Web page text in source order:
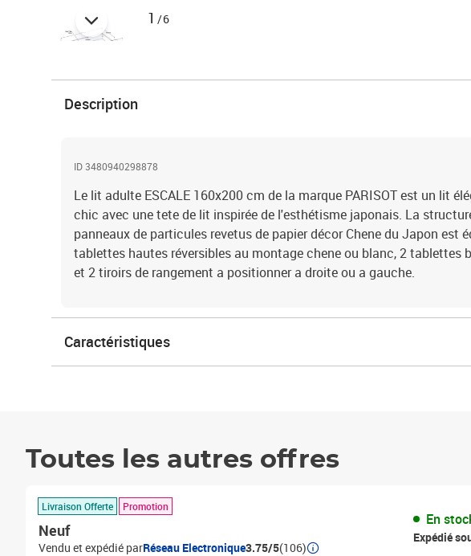
1 /6
Description
ID 3480940298878
Le lit adulte ESCALE 160x200 cm de la marque PARISOT est un lit
chic avec une tete de lit inspirée de l'esthétisme japonais. La
panneaux de particules revetus de papier décor Chene du Japon est
tablettes hautes réversibles au montage chene ou blanc, 2 tablettes
et 2 tiroirs de rangement a positionner a droite ou a gauche.
Caractéristiques
Toutes les autres offres
Livraison Offerte Promotion
Neuf
Vendu et expédié parRéseau Electronique3.75/5(106)
En
Expédié